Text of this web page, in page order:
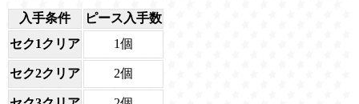
入手条件
ピース入手数
セク1クリア
1個
セク2クリア 2個